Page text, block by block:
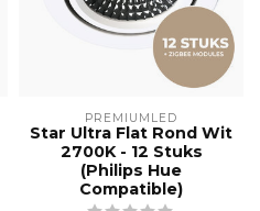
PREMIUMLED
Star Ultra Flat Rond Wit
2700K - 12 Stuks
(Philips Hue
Compatible)